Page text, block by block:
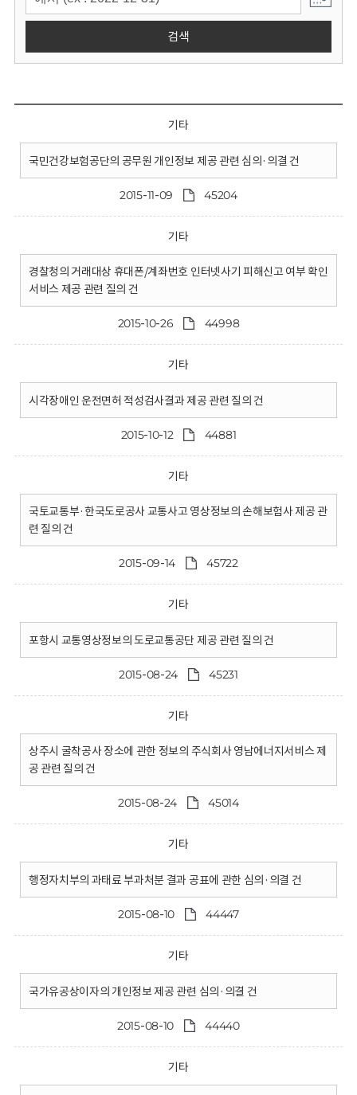
검색
기타
국민건강보험공단의 공무원 개인정보 제공 관련 심의·의결 건
2015-11-09 45204
기타
경찰청의 거래대상 휴대폰/계좌번호 인터넷사기 피해신고 여부 확인
서비스 제공 관련 질의 건
2015-10-26 44998
기타
시각장애인 운전면허 적성검사결과 제공 관련 질의 건
2015-10-12 44881
기타
국토교통부·한국도로공사 교통사고 영상정보의 손해보험사 제공 관
련 질의 건
2015-09-14 45722
기타
포항시 교통영상정보의 도로교통공단 제공 관련 질의 건
2015-08-24 45231
기타
상주시 굴착공사 장소에 관한 정보의 주식회사 영남에너지서비스 제
공 관련 질의 건
2015-08-24 45014
기타
행정자치부의 과태료 부과처분 결과 공표에 관한 심의·의결 건
2015-08-10 44447
기타
국가유공상이자의 개인정보 제공 관련 심의·의결 건
2015-08-10 44440
기타